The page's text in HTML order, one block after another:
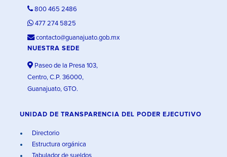
800 465 2486
477 274 5825
contacto@guanajuato.gob.mx
NUESTRA SEDE
Paseo de la Presa 103,
Centro, C.P. 36000,
Guanajuato, GTO.
UNIDAD DE TRANSPARENCIA DEL PODER EJECUTIVO
Directorio
Estructura orgánica
Tabulador de sueldos